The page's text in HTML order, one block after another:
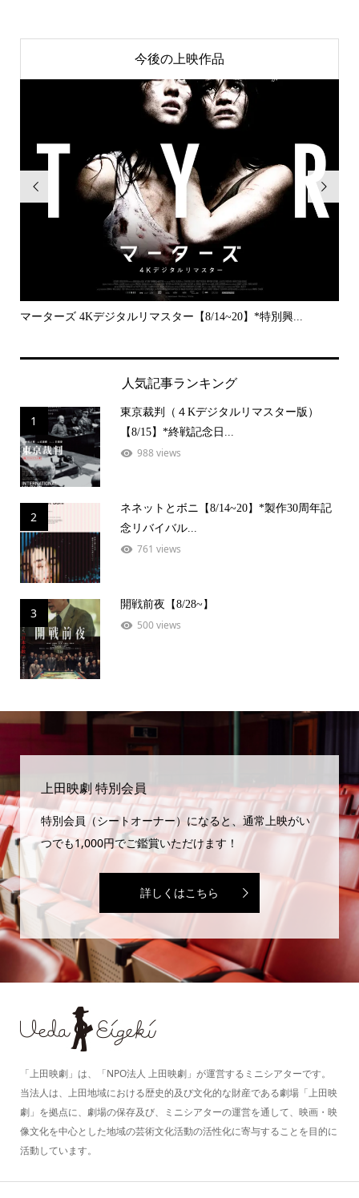
今後の上映作品

マーターズ 4Kデジタルリマスター【8/14~20】*特別興...

人気記事ランキング
1
東京裁判（４Kデジタルリマスター版）
【8/15】*終戦記念日...
988 views
2
ネネットとボニ【8/14~20】*製作30周年記
念リバイバル...
761 views
3
開戦前夜【8/28~】
500 views
上田映劇 特別会員
特別会員（シートオーナー）になると、通常上映がい
つでも1,000円でご鑑賞いただけます！
詳しくはこちら
「上田映劇」は、「NPO法人 上田映劇」が運営するミニシアターです。
当法人は、上田地域における歴史的及び文化的な財産である劇場「上田映
劇」を拠点に、劇場の保存及び、ミニシアターの運営を通して、映画・映
像文化を中心とした地域の芸術文化活動の活性化に寄与することを目的に
活動しています。